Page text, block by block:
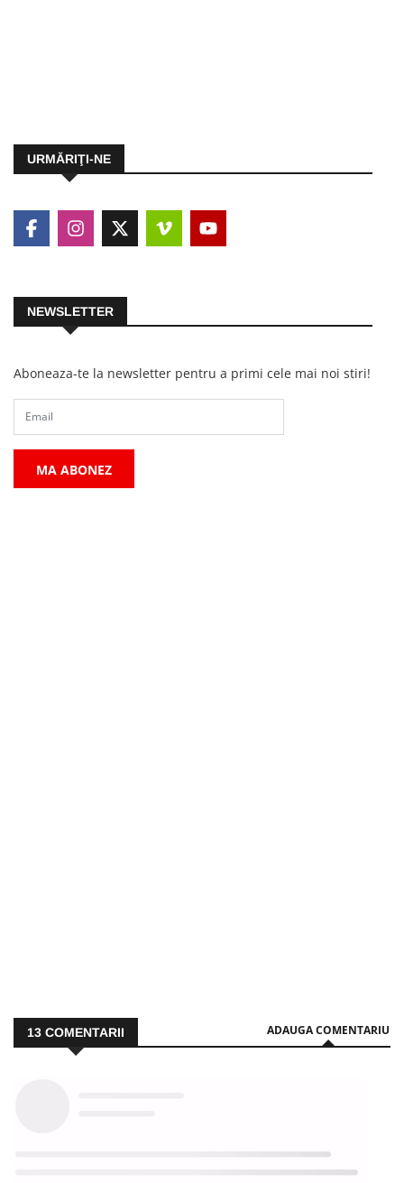
URMĂRIŢI-NE
NEWSLETTER
Aboneaza-te la newsletter pentru a primi cele mai noi stiri!
MA ABONEZ
13 COMENTARII ADAUGA COMENTARIU